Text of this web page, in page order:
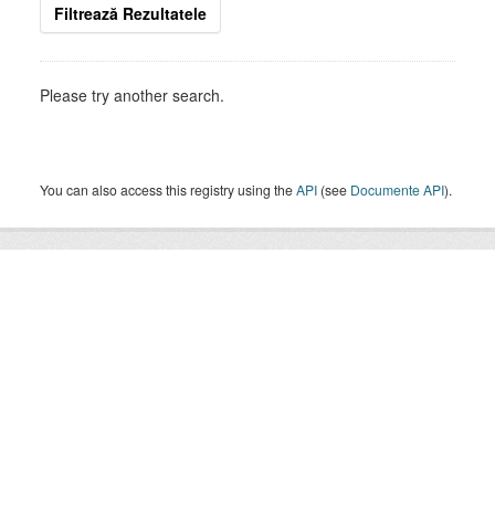
Filtrează Rezultatele
Please try another search.
You can also access this registry using theAPI (see Documente API).